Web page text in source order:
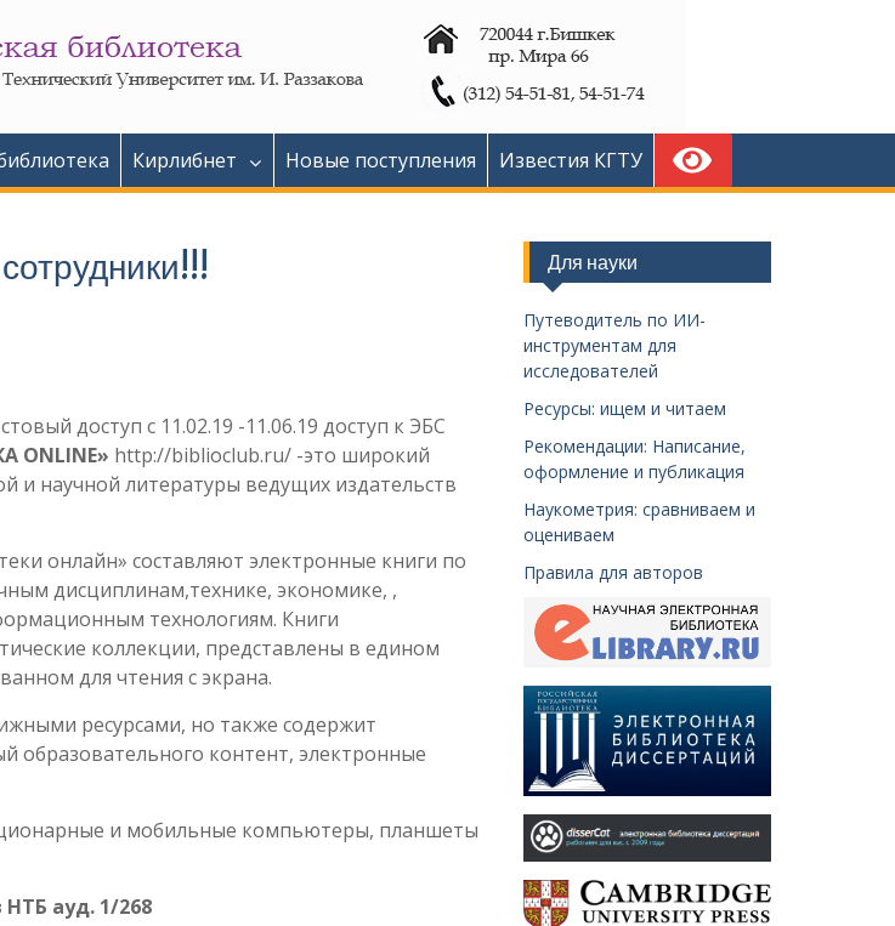
Кирлибнет Новые поступления Известия КГТУ
доступ с 11.02.19 -11.06.19 доступ к ЭБС
ONLINE» http://biblioclub.ru/ -это широкий
и научной литературы ведущих издательств
онлайн» составляют электронные книги по
дисциплинам,технике, экономике, ,
технологиям. Книги
коллекции, представлены в едином
для чтения с экрана.
ресурсами, но также содержит
образовательного контент, электронные
и мобильные компьютеры, планшеты
ауд. 1/268
Для науки
Путеводитель по ИИ-
инструментам для
исследователей
Ресурсы: ищем и читаем
Рекомендации: Написание,
оформление и публикация
Наукометрия: сравниваем и
оцениваем
Правила для авторов